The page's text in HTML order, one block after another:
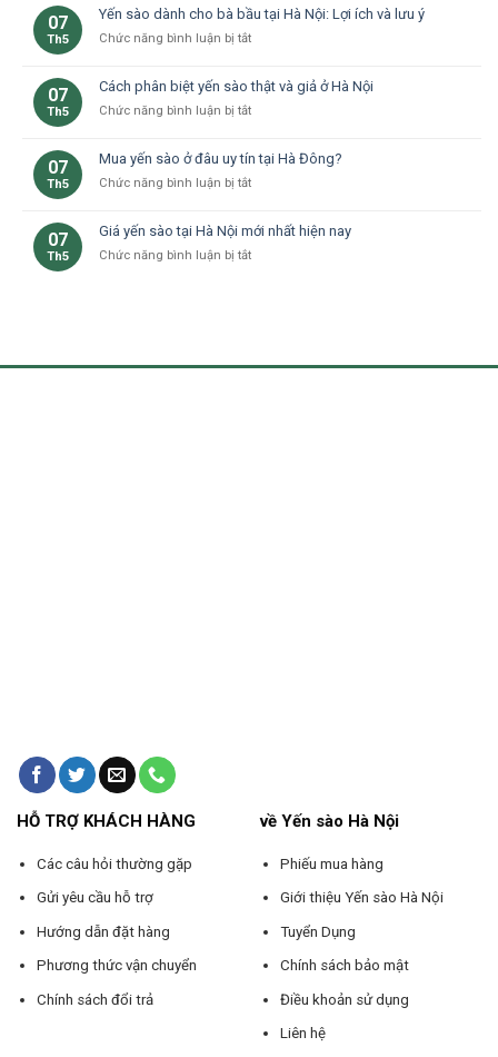
với
người
–
Yến
sào
Đông
chưng
sào
giữ
tại
nhà
Nội
07
Th5
Yến sào dành cho bà bầu tại Hà Nội: Lợi ích và lưu ý
Chức năng bình luận bị tắtở
dành
cho
bầu
Hà
Lợi
và
07
Th5
Cách phân biệt yến sào thật và giả ở Hà Nội
Chức năng bình luận bị tắtở
biệt
yến
thật
giả
07
Th5
Mua yến sào ở đâu uy tín tại Hà Đông?
Chức năng bình luận bị tắtở
sào
ở
Đông?
07
Th5
Giá yến sào tại Hà Nội mới nhất hiện nay
Chức năng bình luận bị tắtở
Nội
HỖ TRỢ KHÁCH HÀNG
Các câu hỏi thường gặp
Gửi yêu cầu hỗ trợ
Hướng dẫn đặt hàng
Phương thức vận chuyển
Chính sách đổi trả
về Yến sào Hà Nội
Phiếu mua hàng
Giới thiệu Yến sào Hà Nội
Tuyển Dụng
Chính sách bảo mật
Điều khoản sử dụng
Liên hệ